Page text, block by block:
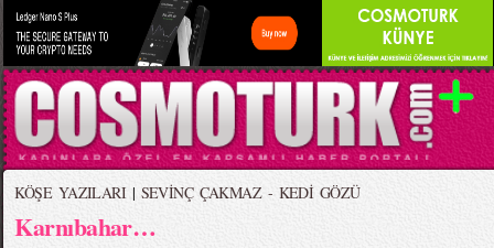
KÖŞE YAZILARI| SEVİNÇ ÇAKMAZ - KEDİ GÖZÜ
Karnıbahar…